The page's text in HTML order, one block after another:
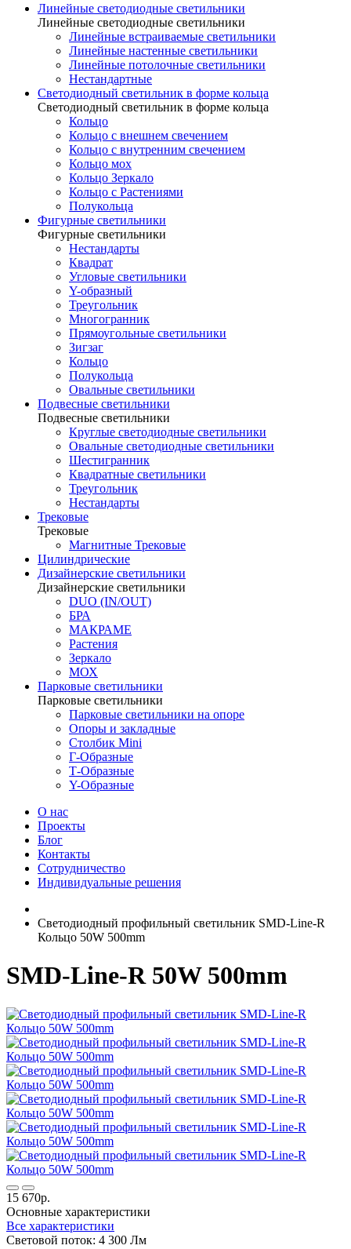
Линейные светодиодные светильники
Линейные светодиодные светильники
Линейные встраиваемые светильники
Линейные настенные светильники
Линейные потолочные светильники
Нестандартные
Светодиодный светильник в форме кольца
Светодиодный светильник в форме кольца
Кольцо
Кольцо с внешнем свечением
Кольцо с внутренним свечением
Кольцо мох
Кольцо Зеркало
Кольцо с Растениями
Полукольца
Фигурные светильники
Фигурные светильники
Нестандарты
Квадрат
Угловые светильники
Y-образный
Треугольник
Многогранник
Прямоугольные светильники
Зигзаг
Кольцо
Полукольца
Овальные светильники
Подвесные светильники
Подвесные светильники
Круглые светодиодные светильники
Овальные светодиодные светильники
Шестигранник
Квадратные светильники
Треугольник
Нестандарты
Трековые
Трековые
Магнитные Трековые
Цилиндрические
Дизайнерские светильники
Дизайнерские светильники
DUO (IN/OUT)
БРА
МАКРАМЕ
Растения
Зеркало
МОХ
Парковые светильники
Парковые светильники
Парковые светильники на опоре
Опоры и закладные
Столбик Mini
Г-Образные
Т-Образные
Y-Образные
О нас
Проекты
Блог
Контакты
Сотрудничество
Индивидуальные решения
Светодиодный профильный светильник SMD-Line-R
Кольцо 50W 500mm
SMD-Line-R 50W 500mm
15 670р.
Основные характеристики
Все характеристики
Световой поток: 4 300 Лм